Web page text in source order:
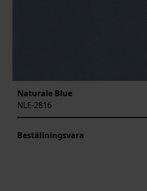
Naturale Blue
NLE-2816
Beställningsvara